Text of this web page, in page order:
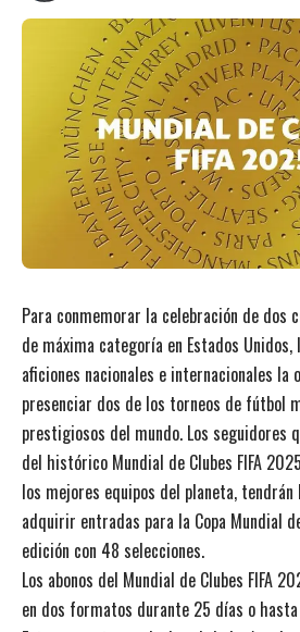
Para conmemorar la celebración de dos
de máxima categoría en Estados Unidos,
aficiones nacionales e internacionales la
presenciar dos de los torneos de fútbol
prestigiosos del mundo. Los seguidores
del histórico Mundial de Clubes FIFA
los mejores equipos del planeta,
adquirir entradas para la Copa Mundial
edición con 48 selecciones.
Los abonos del Mundial de Clubes FIFA
en dos formatos durante 25 días o